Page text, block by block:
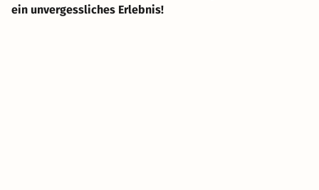
ein unvergessliches Erlebnis!